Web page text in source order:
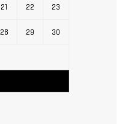
21 22 23
28 29 30